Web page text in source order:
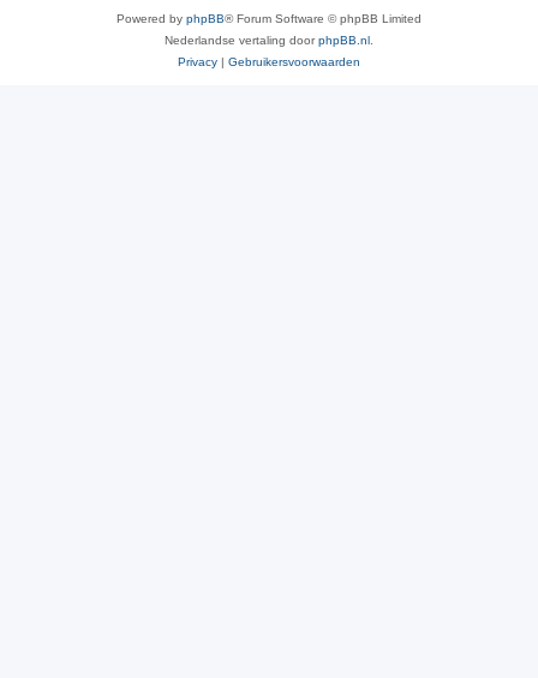
Powered by phpBB® Forum Software © phpBB Limited
Nederlandse vertaling doorphpBB.nl
Privacy | Gebruikersvoorwaarden